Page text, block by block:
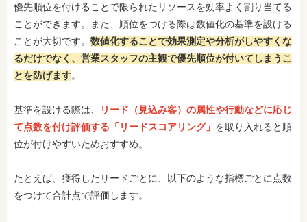
優先順位を付けることで限られたリソースを効率よく割り当てる
ことができます。また、順位をつける際は数値化の基準を設ける
ことが大切です。 数値化することで効果測定や分析がしやすくな
るだけでなく、営業スタッフの主観で優先順位が付いてしまうこ
とを防げます。
基準を設ける際は、
リード（見込み客）の属性や行動などに応じ
て点数を付け評価する「リードスコアリング」 を取り入れると順
位が付けやすいためおすすめ。
たとえば、獲得したリードごとに、以下のような指標ごとに点数
をつけて合計点で評価します。